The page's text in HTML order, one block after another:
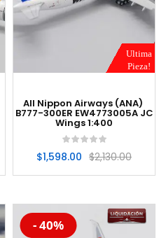
Ultima
Pieza!
All Nippon Airways (ANA)
B777-300ER EW4773005A JC
Wings 1:400
$2,130.00
$1,598.00
-20%
- 40%